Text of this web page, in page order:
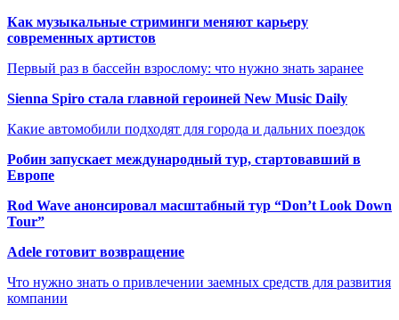
Как музыкальные стриминги меняют карьеру
современных артистов
Первый раз в бассейн взрослому: что нужно знать заранее
Sienna Spiro стала главной героиней New Music Daily
Какие автомобили подходят для города и дальних поездок
Робин запускает международный тур, стартовавший в
Европе
Rod Wave анонсировал масштабный тур “Don’t Look Down
Tour”
Adele готовит возвращение
Что нужно знать о привлечении заемных средств для развития
компании